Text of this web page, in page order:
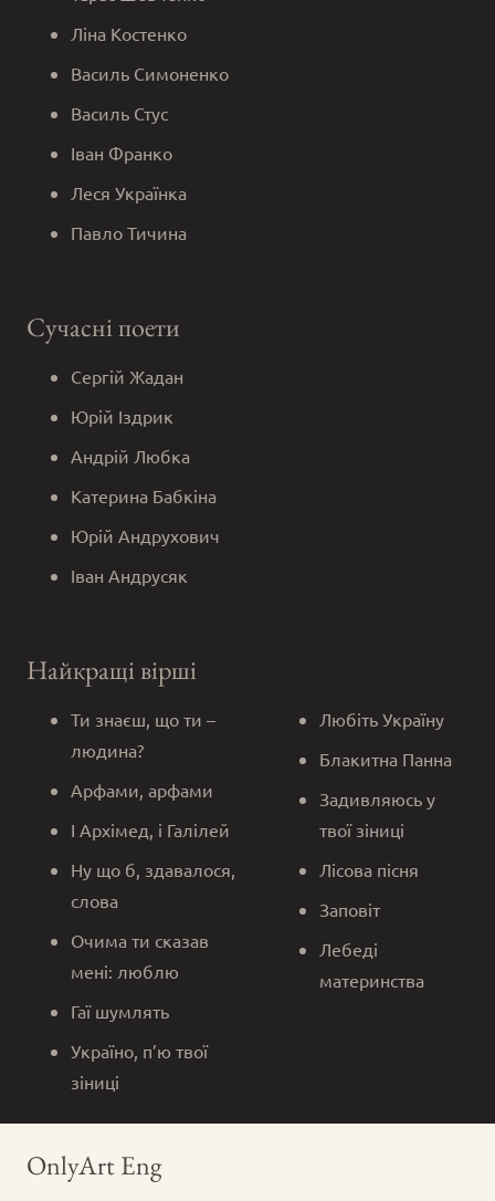
Ліна Костенко
Василь Симоненко
Василь Стус
Іван Франко
Леся Українка
Павло Тичина
Сучасні поети
Сергій Жадан
Юрій Іздрик
Андрій Любка
Катерина Бабкіна
Юрій Андрухович
Іван Андрусяк
Найкращі вірші
Ти знаєш, що ти –
людина?
Арфами, арфами
І Архімед, і Галілей
Ну що б, здавалося,
слова
Очима ти сказав
мені: люблю
Гаї шумлять
Україно, п’ю твої
зіниці
Любіть Україну
Блакитна Панна
Задивляюсь у
твої зіниці
Лісова пісня
Заповіт
Лебеді
материнства
OnlyArt Eng